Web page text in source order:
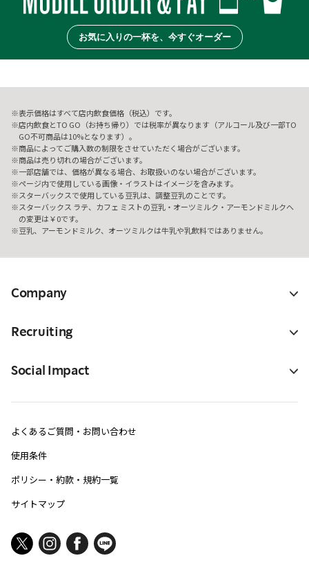
お気に入りの一杯を、今すぐオーダー
表示価格はすべて店内飲食価格（税込）です。
店内飲食とTO GO（お持ち帰り）では税率が異なります（アルコール及び一部TO
GO不可商品は10%となります）。
商品によってご購入数の制限をさせていただく場合がございます。
商品は売り切れの場合がございます。
一部店舗では、価格が異なる場合、お取扱いのない場合がございます。
ページ内で使用している画像・イラストはイメージを含みます。
スターバックスで使用している豆乳は、調整豆乳のことです。
スターバックス ラテ、カフェ ミストの豆乳・オーツミルク・アーモンドミルクへ
の変更は￥0です。
豆乳、アーモンドミルク、オーツミルクは牛乳や乳飲料ではありません。
Company
Recruiting
Social Impact
よくあるご質問・お問い合わせ
使用条件
ポリシー・約款・規約一覧
サイトマップ